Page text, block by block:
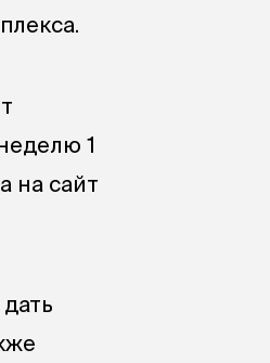
1
на сайт